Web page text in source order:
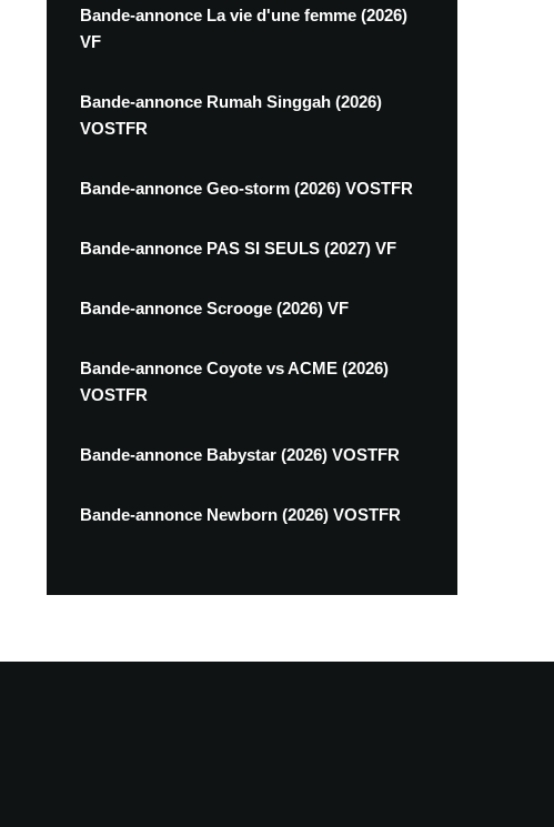
Bande-annonce La vie d'une femme (2026)
VF
Bande-annonce Rumah Singgah (2026)
VOSTFR
Bande-annonce Geo-storm (2026) VOSTFR
Bande-annonce PAS SI SEULS (2027) VF
Bande-annonce Scrooge (2026) VF
Bande-annonce Coyote vs ACME (2026)
VOSTFR
Bande-annonce Babystar (2026) VOSTFR
Bande-annonce Newborn (2026) VOSTFR